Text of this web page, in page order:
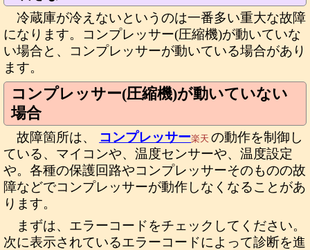
冷蔵庫が冷えないというのは一番多い重大な故障
になります。コンプレッサー(圧縮機)が動いていな
い場合と、コンプレッサーが動いている場合があり
ます。
コンプレッサー(圧縮機)が動いていない
場合
故障箇所は、 コンプレッサー楽天の動作を制御し
ている、マイコンや、温度センサーや、温度設定
や。各種の保護回路やコンプレッサーそのものの故
障などでコンプレッサーが動作しなくなることがあ
ります。
まずは、エラーコードをチェックしてください。
次に表示されているエラーコードによって診断を進